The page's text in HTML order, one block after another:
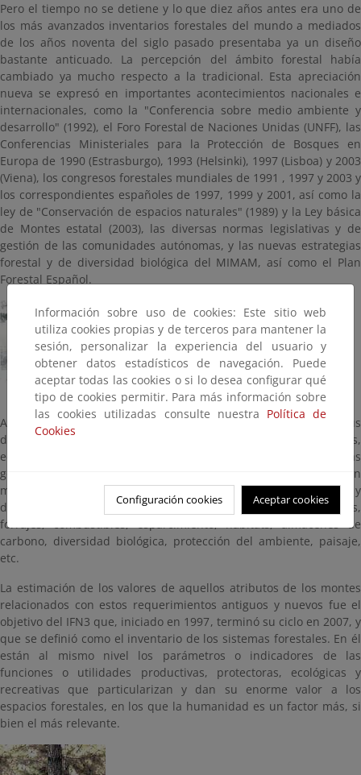
Pero el tiempo no se detiene y lo que diez años antes era uno de
los más avanzados inventarios forestales del mundo a mediados
de los años noventa del siglo pasado presentaba ya un diseño
bastante anticuado. La percepción del ámbito forestal había
cambiado ya mucho respecto a la tradicional. Esta apreciación
nueva se expresó en importantes acontecimientos nacionales e
internacionales, como la "Conferencia sobre medio ambiente y
desarrollo" (1992), el Foro Forestal de Naciones Unidas (UNFF), las
Conferencias Ministeriales para la Protección de Bosques en
Europa de 1990 (Estrasburgo), 1993 (Helsinki), 1997 (Lisboa) y 2003
(Viena), los congresos forestales mundiales de 1991 , 1997 y 2003 y
los correspondientes españoles de 1997, 1999 y 2001, así como la
ley de "Conservación de espacios naturales" (1989) y la Ley básica
de Montes estatal (2003), las diversas normas legislativas y de
gestión de las comunidades autónomas, y las nuevas estrategias
forestal y de diversidad biológica del MIMAM, así como el Plan
Forestal Español.
Ante estas nuevas solicitudes el ámbito forestal y sus
disponibilidades tenían que atender las demandas sociales,
económicas, ecológicas, culturales y espirituales de las
generaciones actuales y venideras. Demandas que deben
materializarse en bienes y servicios forestales, como madera y
derivados de la madera, agua, alimentos, empleo, medicinas,
forrajes, combustibles, esparcimiento, hábitats, almacenes de
carbono, diversidad biológica, protección del ambiente, paisaje,
etc.
La estimación de los valores de aquellos atributos de los montes
relacionados con estos requerimientos antiguos y nuevos fue el
objetivo del IFN3 que, iniciado en 1997, terminó su ciclo en 2007, y
que se definió como el inventario de los sistemas forestales. En él
están al mismo nivel los parámetros o indicadores de las
funciones o utilidades productivas, protectoras, ecológicas y
recreativas que particularizan y dan su enorme valor a los
espacios forestales, en los que la humanidad es un factor más, si
bien el más relevante.
Información sobre uso de cookies: Este sitio web
utiliza cookies propias y de terceros para mantener la
sesión, personalizar la experiencia del usuario y
obtener datos estadísticos de navegación. Puede
aceptar todas las cookies o si lo desea configurar qué
tipo de cookies permitir. Para más información sobre
las cookies utilizadas consulte nuestra Política de
Cookies
Configuración cookies Aceptar cookies